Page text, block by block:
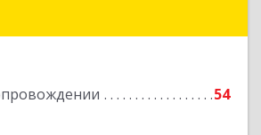
54
Подробнее